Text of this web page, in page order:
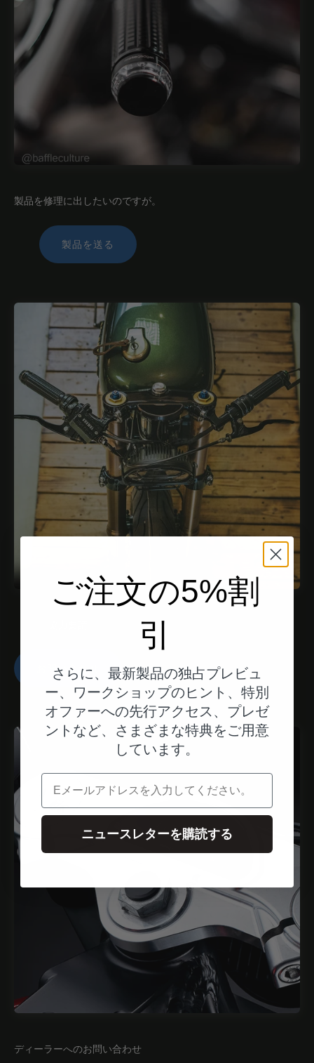
製品を修理に出したいのですが。
製品を送る
お問い合わせ
ディーラーへのお問い合わせ
ご注文の5%割
引
さらに、最新製品の独占プレビュ
ー、ワークショップのヒント、特別
オファーへの先行アクセス、プレゼ
ントなど、さまざまな特典をご用意
しています。
電子メール
ニュースレターを購読する